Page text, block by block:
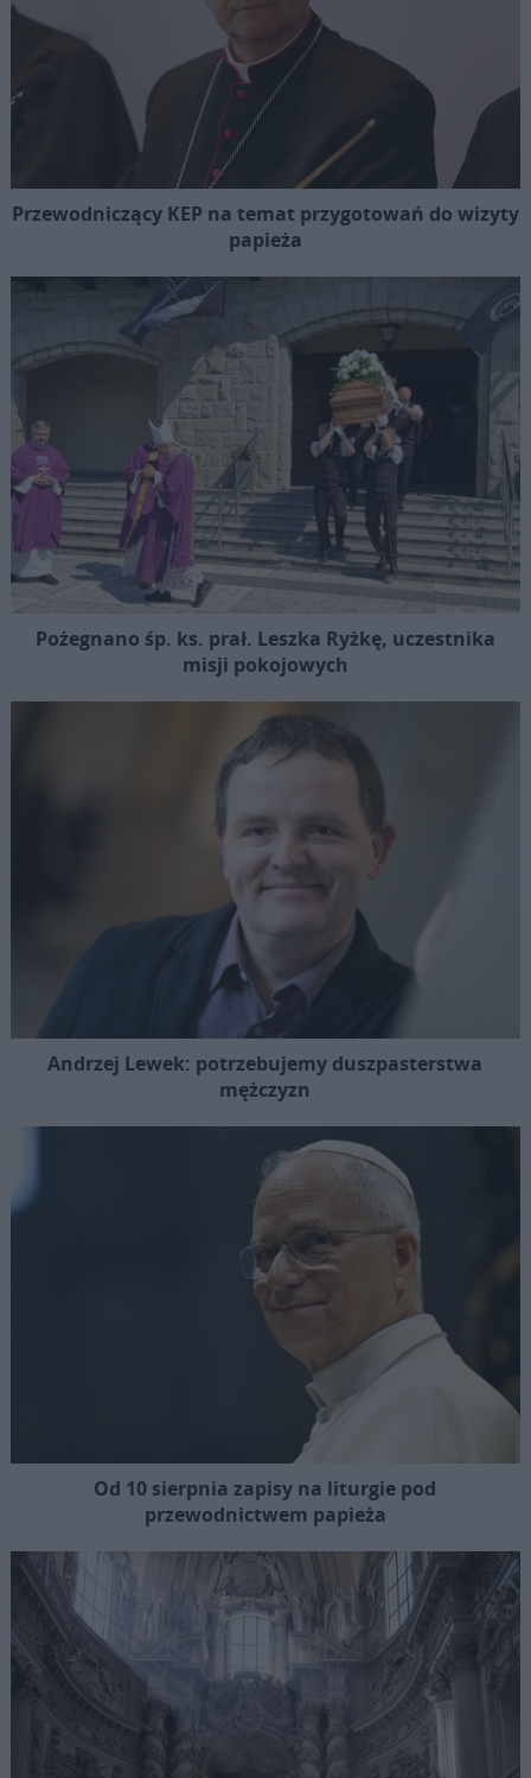
Przewodniczący KEP na temat przygotowań do wizyty
papieża
Pożegnano śp. ks. prał. Leszka Ryżkę, uczestnika
misji pokojowych
Andrzej Lewek: potrzebujemy duszpasterstwa
mężczyzn
Od 10 sierpnia zapisy na liturgie pod
przewodnictwem papieża